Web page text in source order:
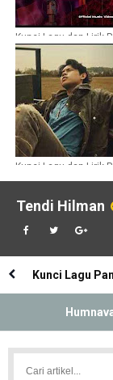
Kunci Lagu dan Lirik
Salah
Kunci Lagu dan Lirik
Tendi Hilman
Kunci Lagu